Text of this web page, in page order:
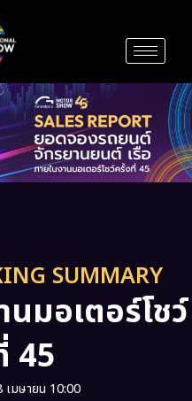
SUMMARY
มอเตอร์โชว์
45
เมษายน 10:00